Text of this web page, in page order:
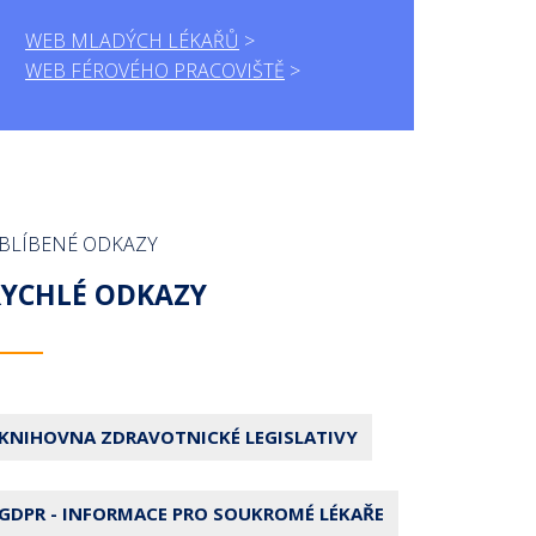
WEB MLADÝCH LÉKAŘŮ
WEB FÉROVÉHO PRACOVIŠTĚ
ODKAZY
ODKAZY
ZDRAVOTNICKÉ LEGISLATIVY
- INFORMACE PRO SOUKROMÉ LÉKAŘE